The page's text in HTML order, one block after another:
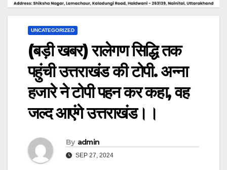
UNCATEGORIZED
(बड़ी खबर) रालेगण सिद्धि तक
पहुंची उत्तराखंड की टोपी. अन्ना
हजारे ने टोपी पहन कर कहा, वह
जल्द आएंगे उत्तराखंड।।
By admin
SEP 27, 2024